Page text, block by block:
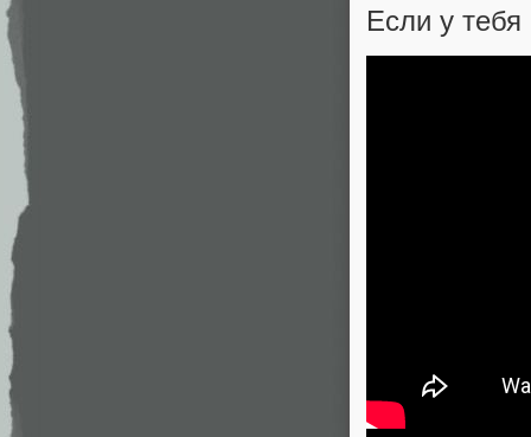
Если у тебя